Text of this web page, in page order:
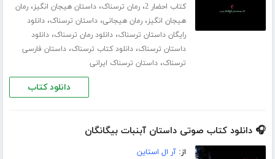
کتاب احضار 2 ،رمان ترسناک،داستان هیجان انگیز،رمان
هیجان انگیز،رمان هیجانی،داستان ترسناک،دانلود
رایگان داستان ترسناک،دانلود رمان ترسناک،دانلود
داستان ترسناک،دانلود کتاب ترسناک،داستان فارسی
ترسناک،داستان ترسناک ایرانی
دانلود کتاب
🎧 دانلود کتاب صوتی داستان آبنبات بیگانگان
از:آر ال استاین